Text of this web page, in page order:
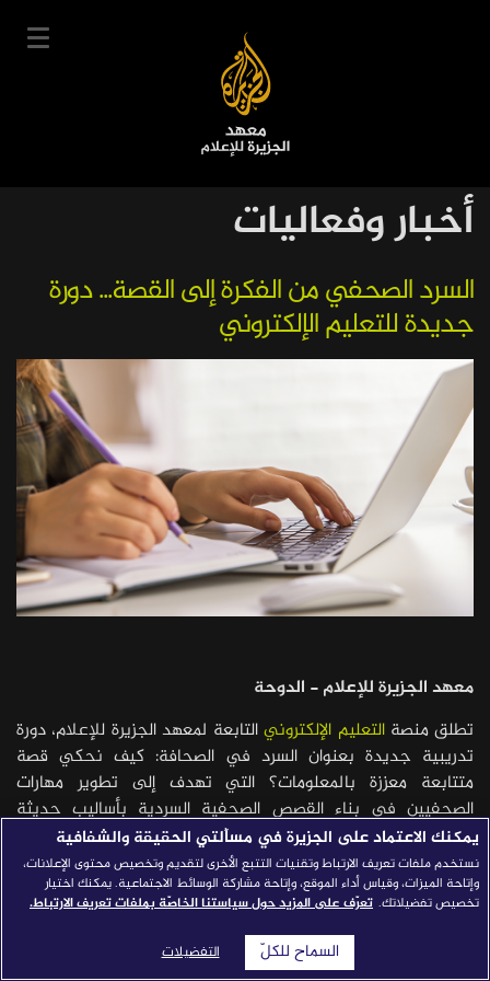
User
account
menu
Main
navigation
دوراتنا
خبراؤنا
عن المعهد
التعليم الإلكتروني
أخبار وفعاليات
قصص النجاح
مجلة الصحافة
إصداراتنا
للتواصل | استفسارات
أخبار وفعاليات
السرد الصحفي من الفكرة إلى القصة... دورة
جديدة للتعليم الإلكتروني
معهد الجزيرة للإعلام - الدوحة
تطلق منصةالتعليم الإلكترونيالتابعة لمعهد الجزيرة للإعلام، دورة
تدريبية جديدة بعنوان السرد في الصحافة: كيف نحكي قصة
متتابعة معززة بالمعلومات؟ التي تهدف إلى تطوير مهارات
الصحفيين في بناء القصص الصحفية السردية بأساليب حديثة
وفعّالة.
تركز الدورة على تطوير فهم المشاركين للسرد الصحفي، من خلال
التعرف على عناصر القصة السردية، وخطوات بنائها، وتقنيات السرد
بمختلف أنواعه، بما يشمل السرد المعزز بالمعلومات ودور الكاتب في
نجاح أو إخفاق القصة. كما تعزز الدورة المهارات العملية في إعداد
يمكنك الاعتماد على الجزيرة في مسألتي الحقيقة والشفافية
نستخدم ملفات تعريف الارتباط وتقنيات التتبع الأخرى لتقديم وتخصيص محتوى الإعلانات،
وإتاحة الميزات، وقياس أداء الموقع، وإتاحة مشاركة الوسائط الاجتماعية. يمكنك اختيار
تخصيص تفضيلاتك. تعرّف على المزيد حول سياستنا الخاصّة بملفات تعريف الارتباط.
التفضيلات السماح للكلّ